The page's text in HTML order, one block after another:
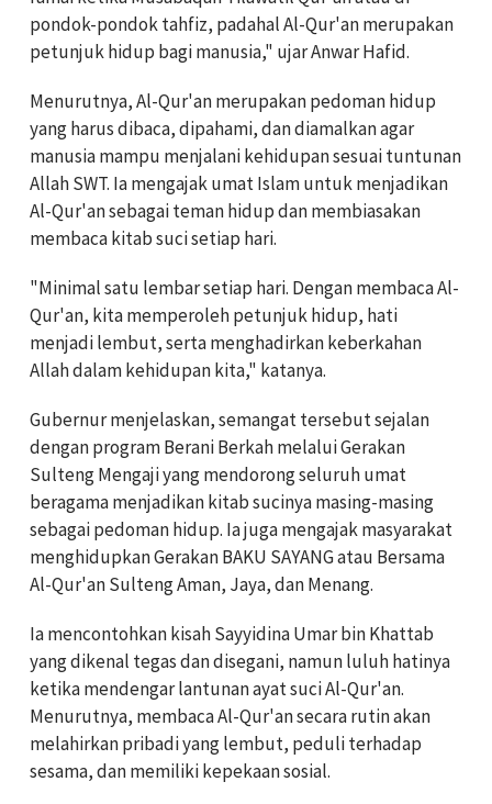
pondok-pondok tahfiz, padahal Al-Qur'an merupakan
petunjuk hidup bagi manusia," ujar Anwar Hafid.
Menurutnya, Al-Qur'an merupakan pedoman hidup
yang harus dibaca, dipahami, dan diamalkan agar
manusia mampu menjalani kehidupan sesuai tuntunan
Allah SWT. Ia mengajak umat Islam untuk menjadikan
Al-Qur'an sebagai teman hidup dan membiasakan
membaca kitab suci setiap hari.
"Minimal satu lembar setiap hari. Dengan membaca Al-
Qur'an, kita memperoleh petunjuk hidup, hati
menjadi lembut, serta menghadirkan keberkahan
Allah dalam kehidupan kita," katanya.
Gubernur menjelaskan, semangat tersebut sejalan
dengan program Berani Berkah melalui Gerakan
Sulteng Mengaji yang mendorong seluruh umat
beragama menjadikan kitab sucinya masing-masing
sebagai pedoman hidup. Ia juga mengajak masyarakat
menghidupkan Gerakan BAKU SAYANG atau Bersama
Al-Qur'an Sulteng Aman, Jaya, dan Menang.
Ia mencontohkan kisah Sayyidina Umar bin Khattab
yang dikenal tegas dan disegani, namun luluh hatinya
ketika mendengar lantunan ayat suci Al-Qur'an.
Menurutnya, membaca Al-Qur'an secara rutin akan
melahirkan pribadi yang lembut, peduli terhadap
sesama, dan memiliki kepekaan sosial.